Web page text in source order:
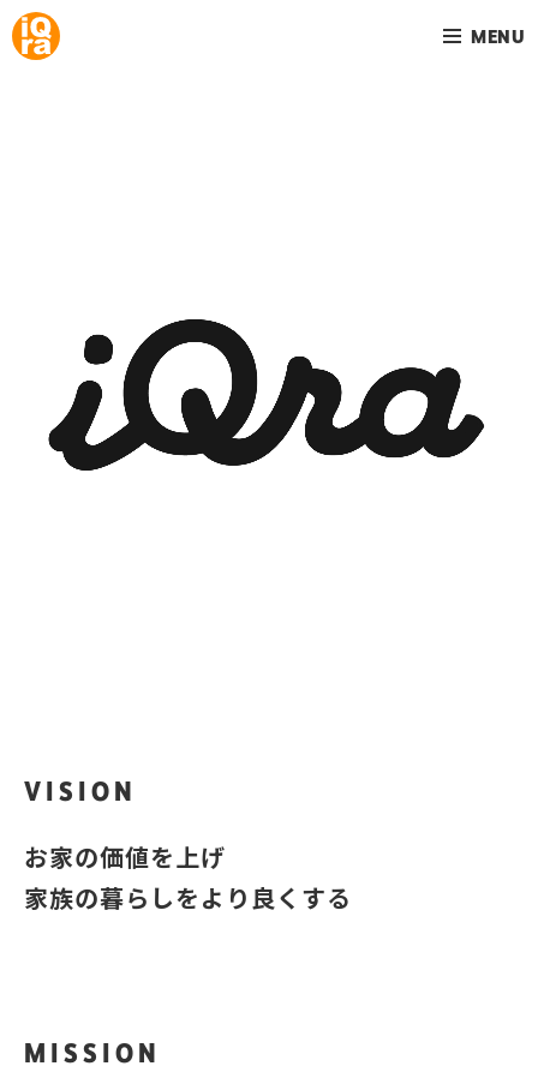
MENU
VISION
お家の価値を上げ
家族の暮らしをより良くする
MISSION